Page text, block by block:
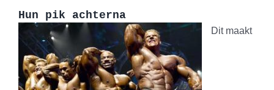
Hun pik achterna
Dit maakt